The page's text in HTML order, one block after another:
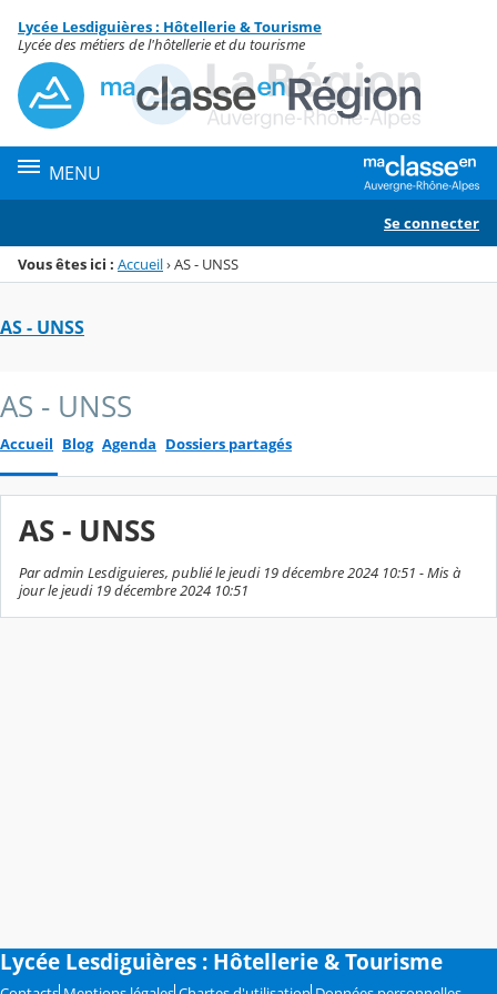
Menu de la rubrique
Contenu
Lycée Lesdiguières : Hôtellerie & Tourisme
Lycée des métiers de l'hôtellerie et du tourisme
MENU
Se connecter
Vous êtes ici : Accueil›AS - UNSS
AS - UNSS
AS - UNSS
Accueil Blog Agenda Dossiers partagés
AS - UNSS
Par admin Lesdiguieres, publié le jeudi 19 décembre 2024 10:51 - Mis à
jour le jeudi 19 décembre 2024 10:51
Lycée Lesdiguières : Hôtellerie & Tourisme